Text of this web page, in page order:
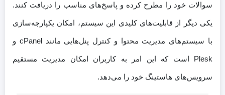
سوالات خود را مطرح کرده و پاسخ‌های مناسب را دریافت کنند.
یکی دیگر از قابلیت‌های کلیدی این سیستم، امکان یکپارچه‌سازی
با سیستم‌های مدیریت محتوا و کنترل پنل‌هایی مانند cPanel و
Plesk است که این امر به کاربران امکان مدیریت مستقیم
سرویس‌های هاستینگ خود را می‌دهد.